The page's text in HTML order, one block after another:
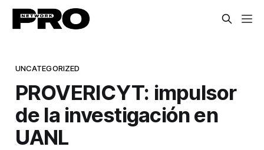
UNCATEGORIZED
PROVERICYT: impulsor
de la investigación en
UANL